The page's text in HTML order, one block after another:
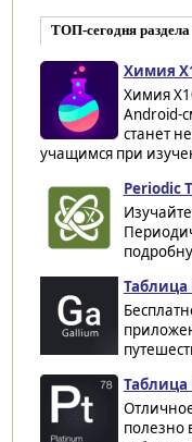
ТОП-сегодня
Химия
Химия
Android-
станет
учащимся при
Periodic
Таблица
Таблица
полезно